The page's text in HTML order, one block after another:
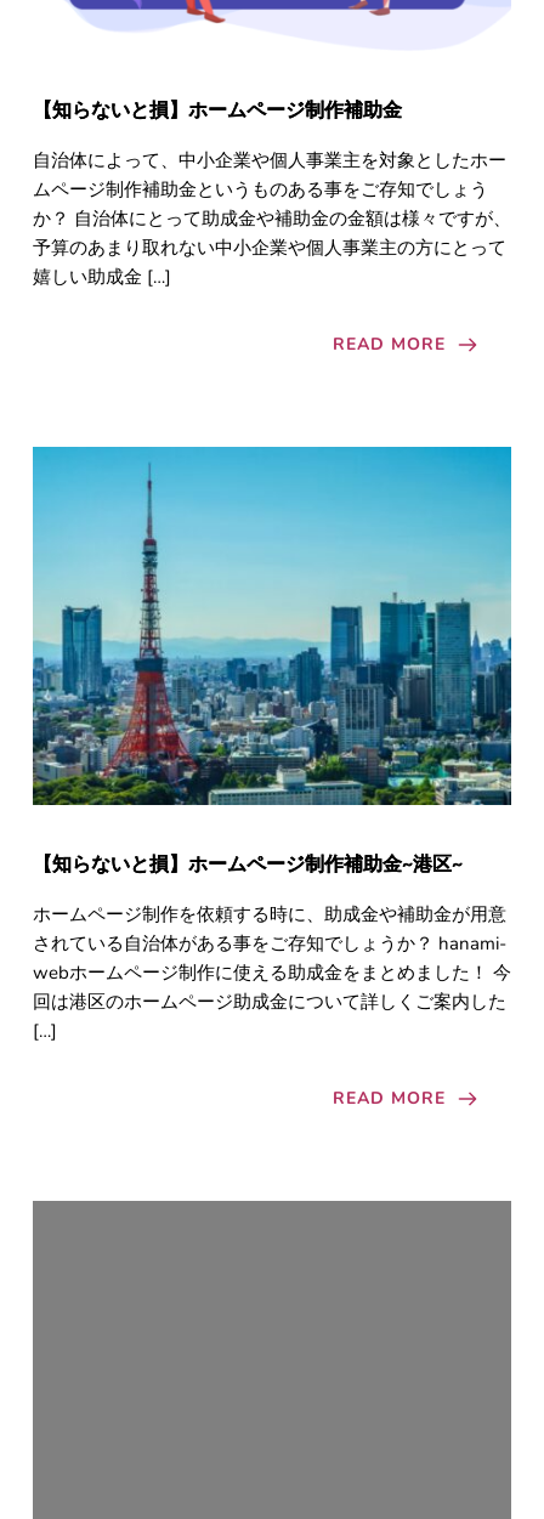
【知らないと損】ホームページ制作補助金
自治体によって、中小企業や個人事業主を対象としたホー
ムページ制作補助金というものある事をご存知でしょう
か？ 自治体にとって助成金や補助金の金額は様々ですが、
予算のあまり取れない中小企業や個人事業主の方にとって
嬉しい助成金 […]
READ MORE
【知らないと損】ホームページ制作補助金~港区~
ホームページ制作を依頼する時に、助成金や補助金が用意
されている自治体がある事をご存知でしょうか？ hanami-
webホームページ制作に使える助成金をまとめました！ 今
回は港区のホームページ助成金について詳しくご案内した
[…]
READ MORE